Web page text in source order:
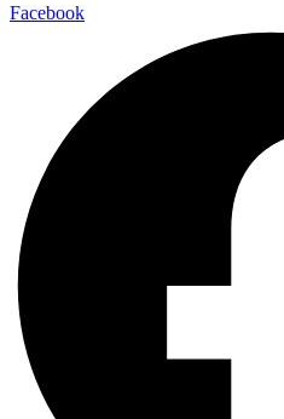
Facebook